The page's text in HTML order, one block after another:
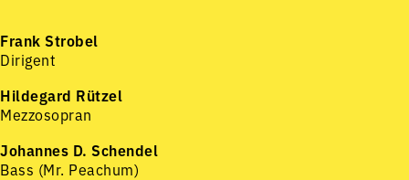
Frank Strobel
Dirigent
Hildegard Rützel
Mezzosopran
Johannes D. Schendel
Bass (Mr. Peachum)